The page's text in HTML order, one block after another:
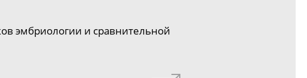
эмбриологии и сравнительной